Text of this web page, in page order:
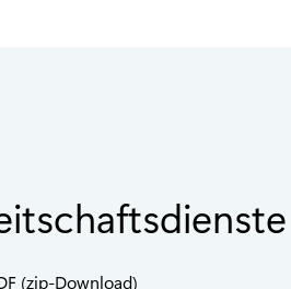
(zip-Download)